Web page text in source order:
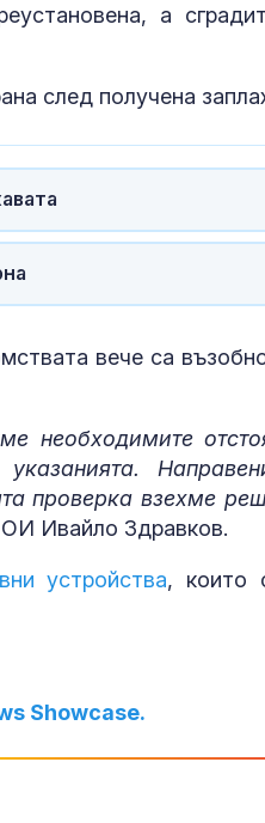
а
след получена
вече са
необходимите
проверка взехме
Ивайло Здравков.
устройства, които
Showcase.
родителите
Почти
кърмени